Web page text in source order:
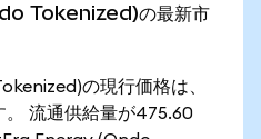
Tokenized)の最新市
の現行価格は、
。 流通供給量が475.60